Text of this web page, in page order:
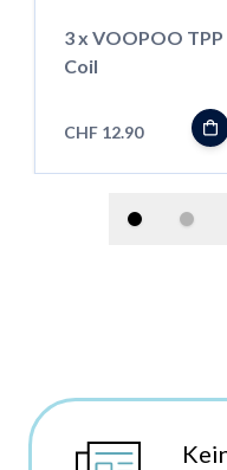
3 x VOOPOO TPP
Coil
CHF 12.90